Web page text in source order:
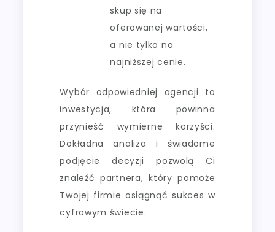
skup się na
oferowanej wartości,
a nie tylko na
najniższej cenie.
Wybór odpowiedniej agencji to
inwestycja, która powinna
przynieść wymierne korzyści.
Dokładna analiza i świadome
podjęcie decyzji pozwolą Ci
znaleźć partnera, który pomoże
Twojej firmie osiągnąć sukces w
cyfrowym świecie.